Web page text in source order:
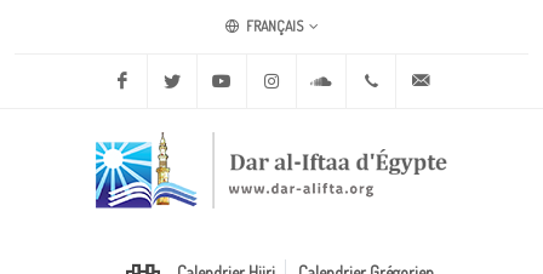
FRANÇAIS
Facebook Twitter Youtube Instagram Soundcloud+20 2 25970400